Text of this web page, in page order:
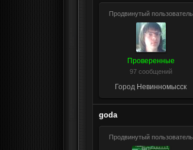
Продвинутый пользователь
Проверенные
97 сообщений
Город Невинномысск
goda
Продвинутый пользователь